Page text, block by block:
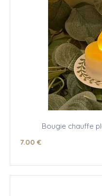
Bougie chauffe
7.00 €